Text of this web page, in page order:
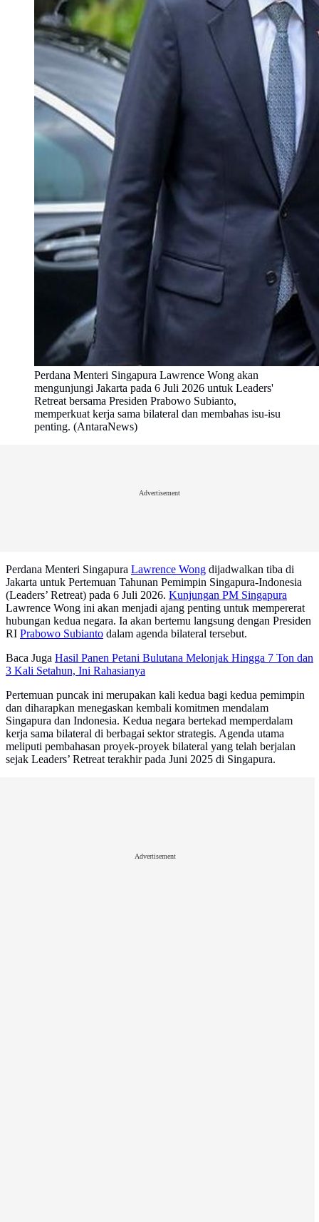
Perdana Menteri Singapura Lawrence Wong akan
mengunjungi Jakarta pada 6 Juli 2026 untuk Leaders'
Retreat bersama Presiden Prabowo Subianto,
memperkuat kerja sama bilateral dan membahas isu-isu
penting. (AntaraNews)
Advertisement
Perdana Menteri Singapura Lawrence Wong dijadwalkan tiba di
Jakarta untuk Pertemuan Tahunan Pemimpin Singapura-Indonesia
(Leaders’ Retreat) pada 6 Juli 2026. Kunjungan PM Singapura
Lawrence Wong ini akan menjadi ajang penting untuk mempererat
hubungan kedua negara. Ia akan bertemu langsung dengan Presiden
RI Prabowo Subianto dalam agenda bilateral tersebut.
Baca Juga Hasil Panen Petani Bulutana Melonjak Hingga 7 Ton dan
3 Kali Setahun, Ini Rahasianya
Pertemuan puncak ini merupakan kali kedua bagi kedua pemimpin
dan diharapkan menegaskan kembali komitmen mendalam
Singapura dan Indonesia. Kedua negara bertekad memperdalam
kerja sama bilateral di berbagai sektor strategis. Agenda utama
meliputi pembahasan proyek-proyek bilateral yang telah berjalan
sejak Leaders’ Retreat terakhir pada Juni 2025 di Singapura.
Advertisement